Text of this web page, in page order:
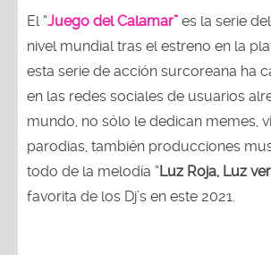
El “Juego del Calamar” es la serie
nivel mundial tras el estreno en la
esta serie de acción surcoreana ha
en las redes sociales de usuarios
mundo, no sólo le dedican memes,
parodias, también producciones
todo de la melodía “Luz Roja, Luz
favorita de los Dj’s en este 2021.